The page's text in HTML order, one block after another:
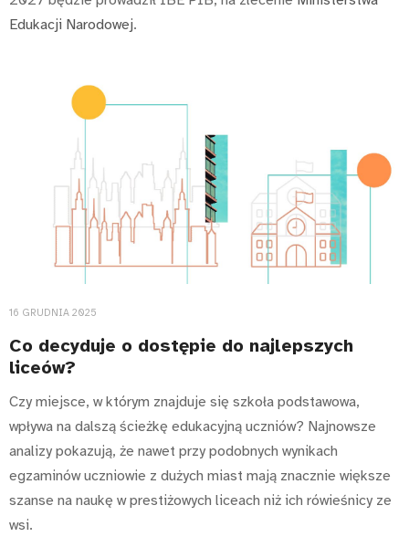
Edukacji Narodowej.
16 GRUDNIA 2025
Co decyduje o dostępie do najlepszych
liceów?
Czy miejsce, w którym znajduje się szkoła podstawowa,
wpływa na dalszą ścieżkę edukacyjną uczniów? Najnowsze
analizy pokazują, że nawet przy podobnych wynikach
egzaminów uczniowie z dużych miast mają znacznie większe
szanse na naukę w prestiżowych liceach niż ich rówieśnicy ze
wsi.